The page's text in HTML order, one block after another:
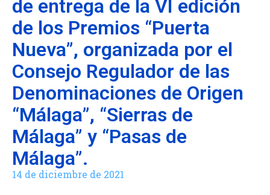
de entrega de la VI edición
de los Premios “Puerta
Nueva”, organizada por el
Consejo Regulador de las
Denominaciones de Origen
“Málaga”, “Sierras de
Málaga” y “Pasas de
Málaga”.
14 de diciembre de 2021